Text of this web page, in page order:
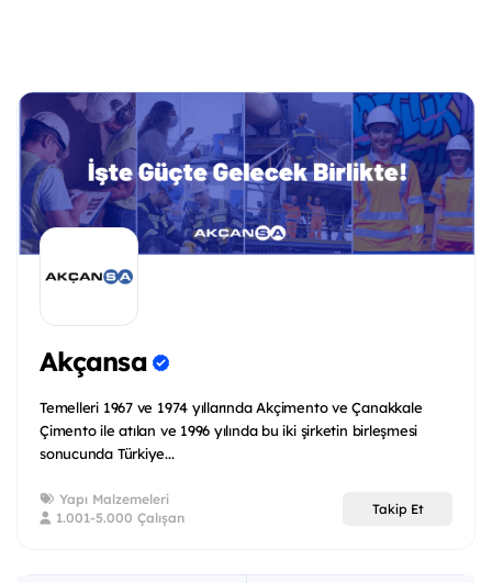
Akçansa
Temelleri 1967 ve 1974 yıllarında Akçimento ve Çanakkale
Çimento ile atılan ve 1996 yılında bu iki şirketin birleşmesi
sonucunda Türkiye...
Yapı Malzemeleri
1.001-5.000 Çalışan
Takip Et